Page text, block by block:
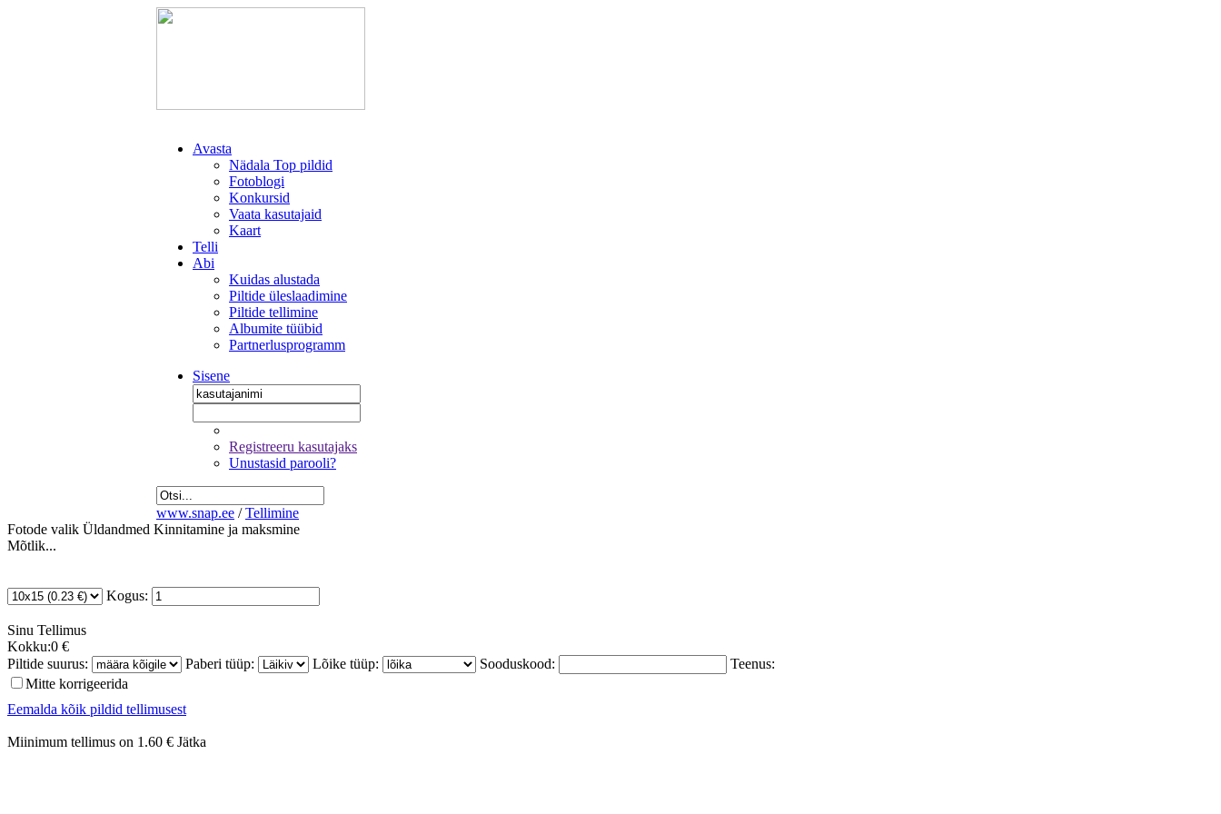
Avasta
Nädala Top pildid
Fotoblogi
Konkursid
Vaata kasutajaid
Kaart
Telli
Abi
Kuidas alustada
Piltide üleslaadimine
Piltide tellimine
Albumite tüübid
Partnerlusprogramm
Sisene
Registreeru kasutajaks
Unustasid parooli?
www.snap.ee / Tellimine
Fotode valik Üldandmed Kinnitamine ja maksmine
Mõtlik...
Kogus:
Sinu Tellimus
Kokku:0 €
Piltide suurus:
Paberi tüüp: Lõike tüüp: Sooduskood:
Teenus:
Mitte korrigeerida
Eemalda kõik pildid tellimusest
Miinimum tellimus on 1.60 € Jätka